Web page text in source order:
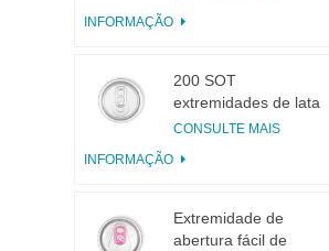
INFORMAÇÃO
200 SOT
extremidades de lata
de alumínio de 3
de alimentos e
CONSULTE MAIS
INFORMAÇÃO
Extremidade de
abertura fácil de